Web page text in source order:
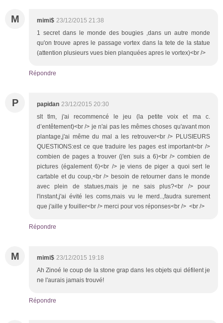
M mimi$ 23/12/2015 21:38
1 secret dans le monde des bougies ,dans un autre monde
qu'on trouve apres le passage vortex dans la tete de la statue
(attention plusieurs vues bien planquées apres le vortex)<br />
Répondre
P papidan 23/12/2015 20:30
slt tlm, j'ai recommencé le jeu (la petite voix et ma c.
d’entêtement)<br /> je n'ai pas les mêmes choses qu'avant mon
plantage,j'ai même du mal a les retrouver<br /> PLUSIEURS
QUESTIONS:est ce que traduire les pages est important<br />
combien de pages a trouver (j'en suis a 6)<br /> combien de
pictures (également 6)<br /> je viens de piger a quoi sert le
cartable et du coup,<br /> besoin de retourner dans le monde
avec plein de statues,mais je ne sais plus?<br /> pour
l'instant,j'ai évité les coms,mais vu le merd..,faudra surement
que j'aille y fouiller<br /> merci pour vos réponses<br /> <br />
Répondre
M mimi$ 23/12/2015 19:18
Ah Zinoé le coup de la stone grap dans les objets qui défilent je
ne l'aurais jamais trouvé!
Répondre